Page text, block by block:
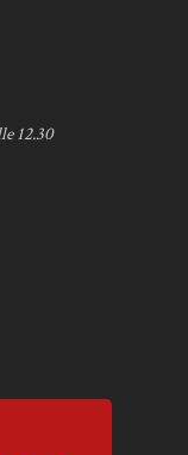
12.30